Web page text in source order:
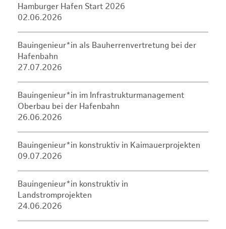
Hamburger Hafen Start 2026
02.06.2026
Bauingenieur*in als Bauherrenvertretung bei der
Hafenbahn
27.07.2026
Bauingenieur*in im Infrastrukturmanagement
Oberbau bei der Hafenbahn
26.06.2026
Bauingenieur*in konstruktiv in Kaimauerprojekten
09.07.2026
Bauingenieur*in konstruktiv in
Landstromprojekten
24.06.2026